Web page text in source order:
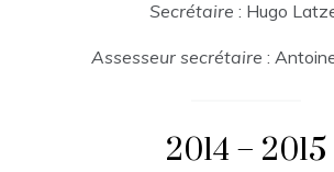
Secrétaire : Hugo
Assesseur secrétaire :
2014 – 2015